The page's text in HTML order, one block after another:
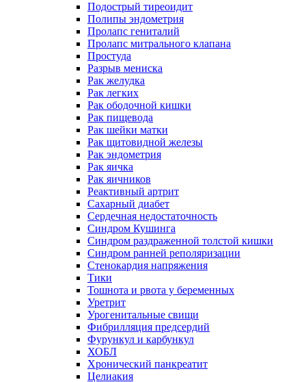
Подострый тиреоидит
Полипы эндометрия
Пролапс гениталий
Пролапс митрального клапана
Простуда
Разрыв мениска
Рак желудка
Рак легких
Рак ободочной кишки
Рак пищевода
Рак шейки матки
Рак щитовидной железы
Рак эндометрия
Рак яичка
Рак яичников
Реактивный артрит
Сахарный диабет
Сердечная недостаточность
Синдром Кушинга
Синдром раздраженной толстой кишки
Синдром ранней реполяризации
Стенокардия напряжения
Тики
Тошнота и рвота у беременных
Уретрит
Урогенитальные свищи
Фибрилляция предсердий
Фурункул и карбункул
ХОБЛ
Хронический панкреатит
Целиакия